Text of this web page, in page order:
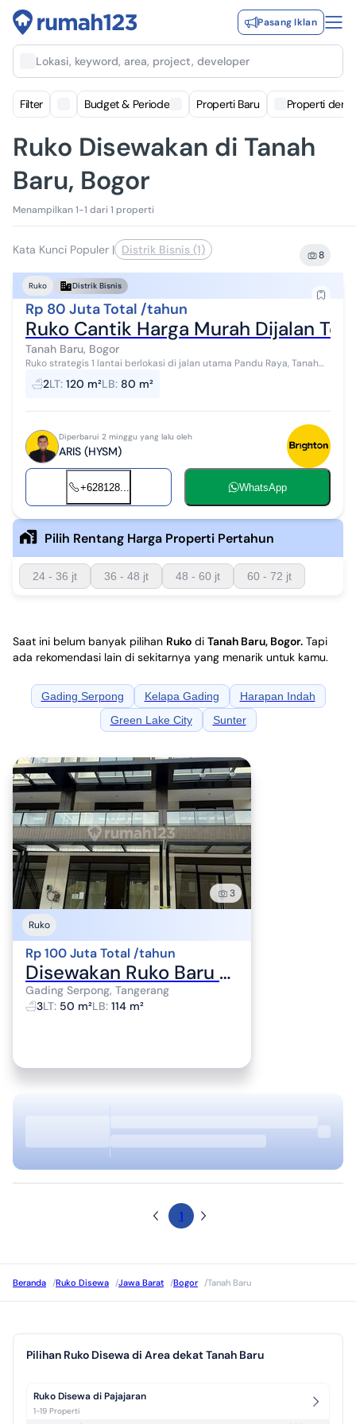
Pasang Iklan
Lokasi, keyword, area, project, developer
Filter Budget & Periode Properti Baru Properti
Ruko Disewakan di Tanah
Baru, Bogor
Menampilkan 1-1 dari 1 properti
Kata Kunci Populer | Distrik Bisnis (1) 8
Ruko Distrik Bisnis
Rp 80 Juta Total /tahun
Ruko Cantik Harga Murah Dijalan
Tanah Baru, Bogor
Ruko strategis 1 lantai berlokasi di jalan utama Pandu Raya, Tanah
Baru, Bogor Utara. Dengan LT 120m² dan LB 80m², dilengkapi 1 kamar
tidur, 2 ka...
2LT: 120 m²LB: 80 m²
Diperbarui 2 minggu yang lalu oleh
ARIS (HYSM)
+628128... WhatsApp
Pilih Rentang Harga Properti Pertahun
24 - 36 jt 36 - 48 jt 48 - 60 jt 60 - 72 jt
Saat ini belum banyak pilihan Ruko di Tanah Baru, Bogor. Tapi
ada rekomendasi lain di sekitarnya yang menarik untuk kamu.
Gading Serpong Kelapa Gading
Harapan Indah
Green Lake City
Sunter
3
Ruko
Rp 100 Juta Total /tahun
Disewakan Ruko Baru Sorrento Grande West 3 Lantai 100 Juta
Gading Serpong, Tangerang
3LT: 50 m²LB: 114 m²
1
Beranda /Ruko Disewa /Jawa Barat /Bogor /Tanah Baru
Pilihan Ruko Disewa di Area dekat Tanah Baru
Ruko Disewa di Pajajaran
1-19 Properti